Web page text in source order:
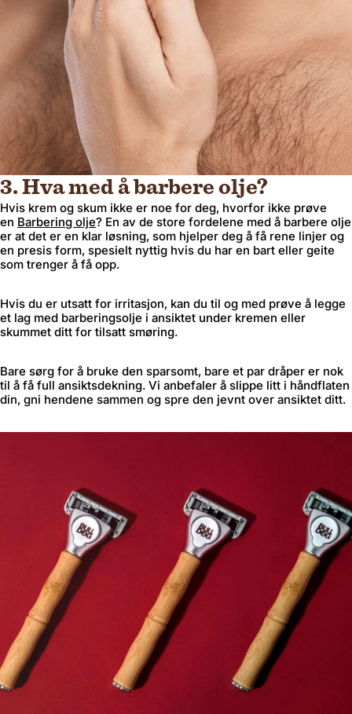
3. Hva med å barbere olje?
Hvis krem ​​og skum ikke er noe for deg, hvorfor ikke prøve
en Barbering olje? En av de store fordelene med å barbere olje
er at det er en klar løsning, som hjelper deg å få rene linjer og
en presis form, spesielt nyttig hvis du har en bart eller geite
som trenger å få opp.
Hvis du er utsatt for irritasjon, kan du til og med prøve å legge
et lag med barberingsolje i ansiktet under kremen eller
skummet ditt for tilsatt smøring.
Bare sørg for å bruke den sparsomt, bare et par dråper er nok
til å få full ansiktsdekning. Vi anbefaler å slippe litt i håndflaten
din, gni hendene sammen og spre den jevnt over ansiktet ditt.